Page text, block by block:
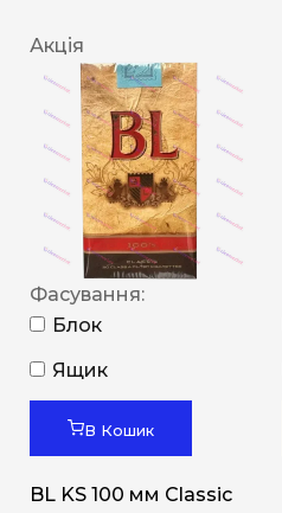
Акція
Фасування:
Блок
Ящик
В Кошик
BL KS 100 мм Classic